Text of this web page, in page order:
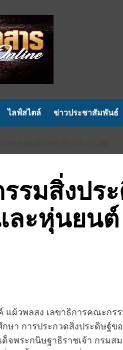
ไลฟ์สไตล์ ข่าวประชาสัมพันธ์
รมสิ่งปร
ะหุ่นยนต์
ผ้วพลสง เลขาธิการคณะกรร
ษา การประกวดสิ่งประดิษฐ์
จพระกนิษฐาธิราชเจ้า กรมส